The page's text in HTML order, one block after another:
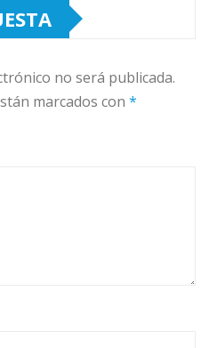
no será publicada.
marcados con *